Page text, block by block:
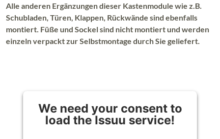
Alle anderen Ergänzungen dieser Kastenmodule wie z.B.
Schubladen, Türen, Klappen, Rückwände sind ebenfalls
montiert. Füße und Sockel sind nicht montiert und werden
einzeln verpackt zur Selbstmontage durch Sie geliefert.
We need your consent to
load the Issuu service!